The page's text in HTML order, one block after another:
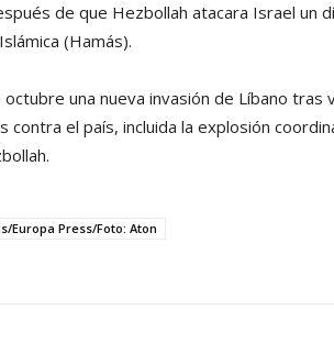
de que Hezbollah atacara Israel un
(Hamás).
una nueva invasión de Líbano tras
el país, incluida la explosión
Europa Press/Foto: Aton